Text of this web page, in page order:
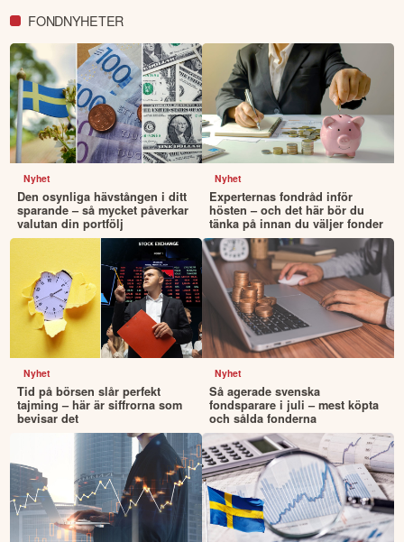
FONDNYHETER
Nyhet
Den osynliga hävstången i ditt
sparande – så mycket påverkar
valutan din portfölj
Nyhet
Experternas fondråd inför
hösten – och det här bör du
tänka på innan du väljer fonder
Nyhet
Tid på börsen slår perfekt
tajming – här är siffrorna som
bevisar det
Nyhet
Så agerade svenska
fondsparare i juli – mest köpta
och sålda fonderna